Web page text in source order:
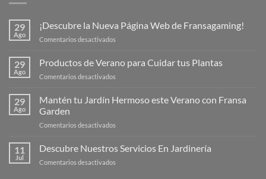
29
Ago
¡Descubre la Nueva Página Web de Fransagaming!
Comentarios desactivados
Nueva
de
29
Ago
Productos de Verano para Cuidar tus Plantas
Comentarios desactivados
de
Plantas
29
Ago
Mantén tu Jardín Hermoso este Verano con Fransa
Garden
Comentarios desactivados
tu
11
Jul
Descubre Nuestros Servicios En Jardinería
Comentarios desactivados